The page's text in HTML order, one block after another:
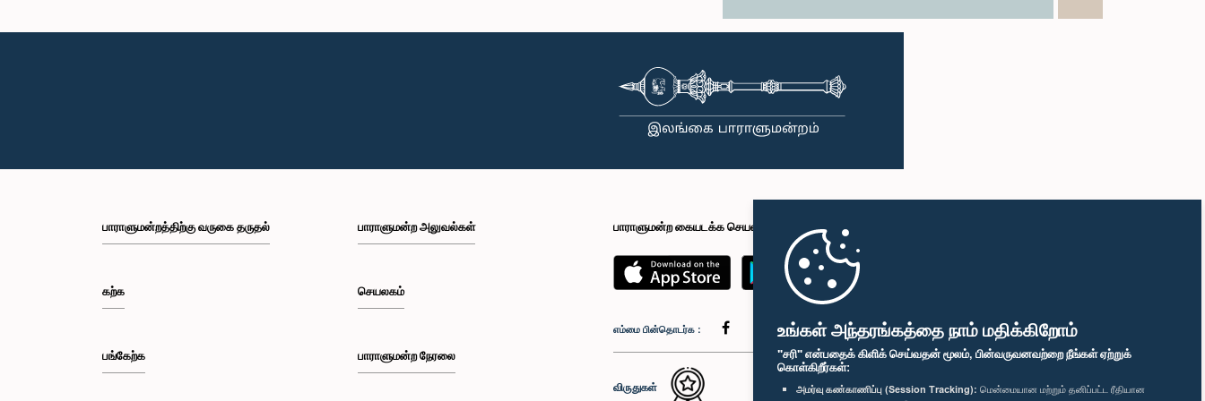
உங்கள் அந்தரங்கத்தை நாம் மதிக்கிறோம்
"சரி" என்பதைக் கிளிக் செய்வதன் மூலம், பின்வருவனவற்றை நீங்கள் ஏற்றுக்
கொள்கிறீர்கள்:
அமர்வு கண்காணிப்பு (Session Tracking): மென்மையான மற்றும் தனிப்பட்ட ரீதியான
பாராளுமன்றத்திற்கு வருகை தருதல்
கற்க
பங்கேற்க
பாராளுமன்ற அலுவல்கள்
செயலகம்
பாராளுமன்ற நேரலை
பாராளுமன்ற கையடக்க செயலி
எம்மை பின்தொடர்க :
விருதுகள்